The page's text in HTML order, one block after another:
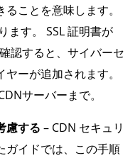
ことを意味します。
ます。 SSL 証明書が
認すると、サイバーセ
ーが追加されます。
サーバーまで。
慮する – CDN セキュリ
ガイドでは、この手順